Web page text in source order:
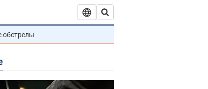
обстрелы